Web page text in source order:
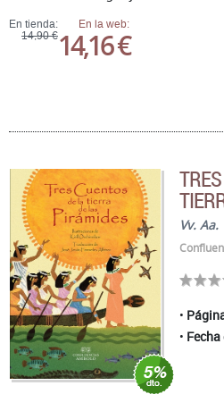
En tienda:
14,90 €
En la web:
14,16 €
Vv. Aa.